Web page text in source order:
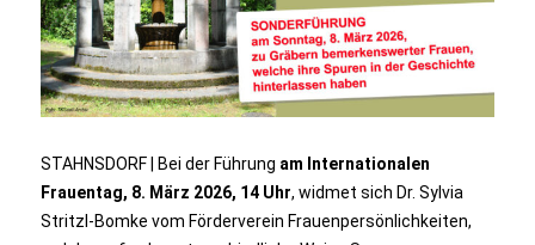
STAHNSDORF | Bei der Führung am Internationalen
Frauentag, 8. März 2026, 14 Uhr, widmet sich Dr. Sylvia
Stritzl-Bomke vom Förderverein Frauenpersönlichkeiten,